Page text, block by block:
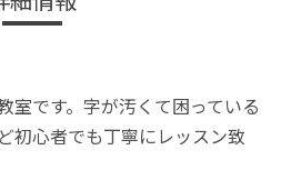
室です。字が汚くて困っている
初心者でも丁寧にレッスン致